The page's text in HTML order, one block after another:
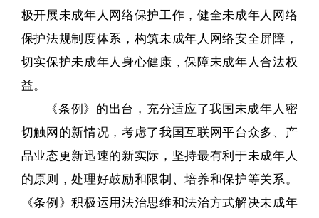
极开展未成年人网络保护工作，健全未成年人网络
保护法规制度体系，构筑未成年人网络安全屏障，
切实保护未成年人身心健康，保障未成年人合法权
益。
《条例》的出台，充分适应了我国未成年人密
切触网的新情况，考虑了我国互联网平台众多、产
品业态更新迅速的新实际，坚持最有利于未成年人
的原则，处理好鼓励和限制、培养和保护等关系。
《条例》积极运用法治思维和法治方式解决未成年